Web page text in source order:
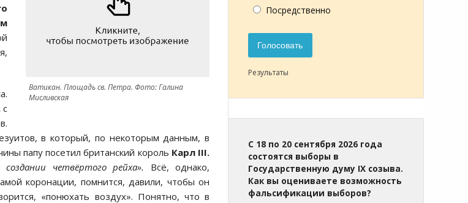
Ватикан. Площадь св. Петра. Фото: Галина
Мисливская
с
в который, по некоторым данным, в
папу посетил британский король Карл III.
создании четвёртого рейха». Всё, однако,
коронации, помнится, давили, чтобы он
«понюхать воздух». Понятно, что в
Посредственно
Голосовать
Результаты
С 18 по 20 сентября 2026 года
состоятся выборы в
Государственную думу IX созыва.
Как вы оцениваете возможность
фальсификации выборов?